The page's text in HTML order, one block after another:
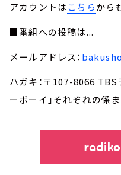
アカウントはこちらから
■番組への投稿は...
メールアドレス：
ハガキ：〒107-8066
ーボーイ」それぞれの係ま